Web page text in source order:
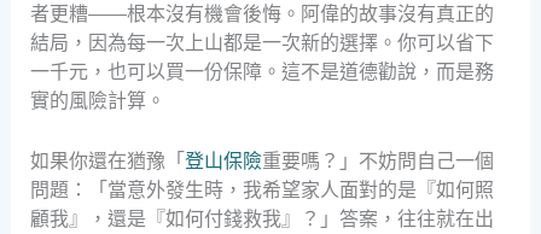
者更糟——根本沒有機會後悔。阿偉的故事沒有真正的
結局，因為每一次上山都是一次新的選擇。你可以省下
一千元，也可以買一份保障。這不是道德勸說，而是務
實的風險計算。
如果你還在猶豫「 登山保險重要嗎？」不妨問自己一個
問題：「當意外發生時，我希望家人面對的是『如何照
顧我』，還是『如何付錢救我』？」答案，往往就在出